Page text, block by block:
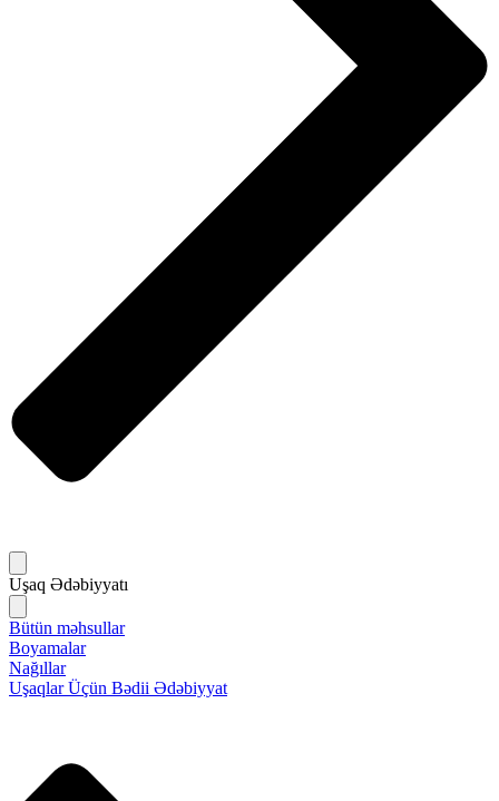
Uşaq Ədəbiyyatı
Bütün məhsullar
Boyamalar
Nağıllar
Uşaqlar Üçün Bədii Ədəbiyyat